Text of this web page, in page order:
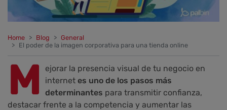
Home Blog
General
El poder de la imagen corporativa para una tienda online
M
ejorar la presencia visual de tu negocio en
internet es uno de los pasos más
determinantes para transmitir confianza,
destacar frente a la competencia y aumentar las